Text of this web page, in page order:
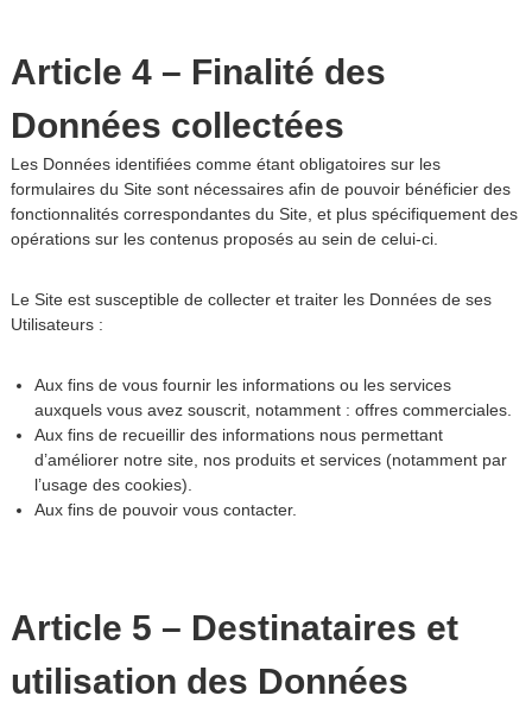
Article 4 – Finalité des
Données collectées
Les Données identifiées comme étant obligatoires sur les
formulaires du Site sont nécessaires afin de pouvoir bénéficier des
fonctionnalités correspondantes du Site, et plus spécifiquement des
opérations sur les contenus proposés au sein de celui-ci.
Le Site est susceptible de collecter et traiter les Données de ses
Utilisateurs :
Aux fins de vous fournir les informations ou les services
auxquels vous avez souscrit, notamment : offres commerciales.
Aux fins de recueillir des informations nous permettant
d’améliorer notre site, nos produits et services (notamment par
l’usage des cookies).
Aux fins de pouvoir vous contacter.
Article 5 – Destinataires et
utilisation des Données